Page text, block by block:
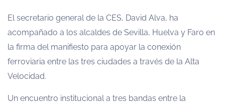
El secretario general de la CES, David Alva, ha
acompañado a los alcaldes de Sevilla, Huelva y Faro en
la firma del manifiesto para apoyar la conexión
ferroviaria entre las tres ciudades a través de la Alta
Velocidad.
Un encuentro institucional a tres bandas entre la